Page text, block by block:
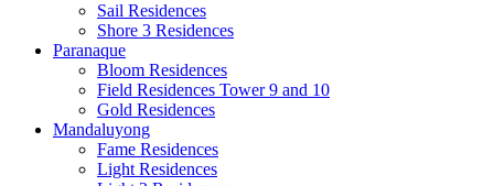
Sail Residences
Shore 3 Residences
Paranaque
Bloom Residences
Field Residences Tower 9 and 10
Gold Residences
Mandaluyong
Fame Residences
Light Residences